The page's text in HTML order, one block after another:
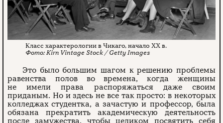
Класс характерологии в Чикаго, начало XX в.
Kirn Vintage Stock / Getty Images
Это было большим шагом к решению проблемы
равенства полов во времена, когда женщины
не имели права распоряжаться даже своим
приданым. Но и здесь не все так просто: в некоторых
колледжах студентка, а зачастую и профессор, была
обязана прекратить академическую деятельность